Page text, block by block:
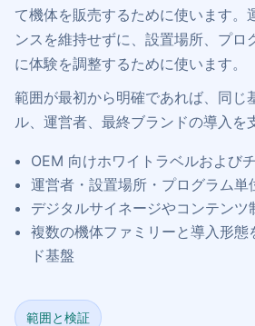
て機体を販売するために使います。
ンスを維持せずに、設置場所、プロ
に体験を調整するために使います。
範囲が最初から明確であれば、同じ
ル、運営者、最終ブランドの導入を
OEM 向けホワイトラベルおよび
運営者・設置場所・プログラム単
デジタルサイネージやコンテンツ
複数の機体ファミリーと導入形態
ド基盤
範囲と検証